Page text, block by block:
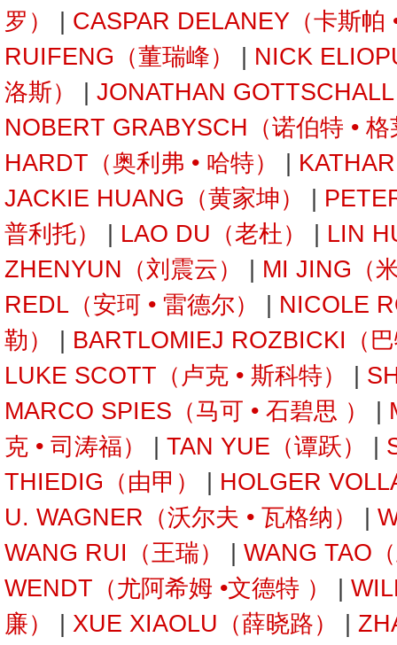
罗）
CASPAR DELANEY（卡斯帕
RUIFENG（董瑞峰）
NICK
洛斯）
JONATHAN
NOBERT GRABYSCH（诺伯特 •
HARDT（奥利弗 • 哈特）
JACKIE HUANG（黄家坤）
普利托）
LAO DU（老杜）
LIN
ZHENYUN（刘震云）
MI JING（
REDL（安珂 • 雷德尔）
NICOLE
勒）
BARTLOMIEJ ROZBICKI（
LUKE SCOTT（卢克 • 斯科特）
MARCO SPIES（马可 • 石碧思 ）
克 • 司涛福）
TAN YUE（谭跃）
THIEDIG（由甲）
HOLGER
U. WAGNER（沃尔夫 • 瓦格纳）
WANG RUI（王瑞）
WANG TAO
WENDT（尤阿希姆 •文德特 ）
廉）
XUE XIAOLU（薛晓路）